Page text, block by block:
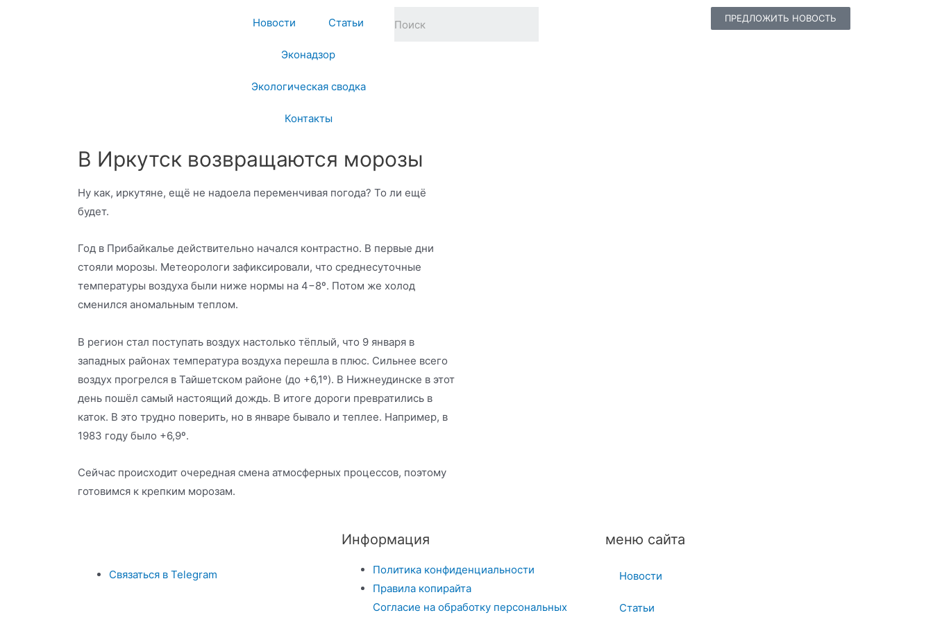
Новости Статьи
Эконадзор
Экологическая сводка
Контакты
ПРЕДЛОЖИТЬ НОВОСТЬ
В Иркутск возвращаются морозы
Ну как, иркутяне, ещё не надоела переменчивая погода? То ли ещё
будет.
Год в Прибайкалье действительно начался контрастно. В первые дни
стояли морозы. Метеорологи зафиксировали, что среднесуточные
температуры воздуха были ниже нормы на 4−8º. Потом же холод
сменился аномальным теплом.
В регион стал поступать воздух настолько тёплый, что 9 января в
западных районах температура воздуха перешла в плюс. Сильнее всего
воздух прогрелся в Тайшетском районе (до +6,1º). В Нижнеудинске в этот
день пошёл самый настоящий дождь. В итоге дороги превратились в
каток. В это трудно поверить, но в январе бывало и теплее. Например, в
1983 году было +6,9º.
Сейчас происходит очередная смена атмосферных процессов, поэтому
готовимся к крепким морозам.
Связаться в Telegram
Информация
Политика конфиденциальности
Правила копирайта
Согласие на обработку персональных
меню сайта
Новости
Статьи